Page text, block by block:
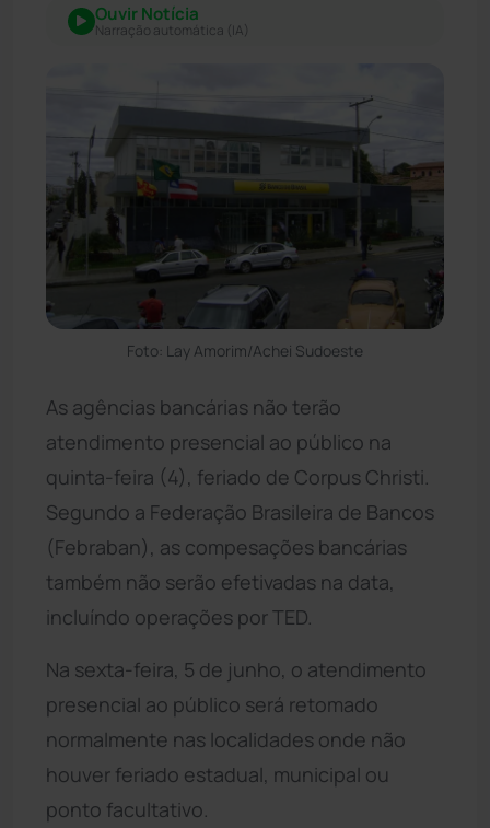
Ouvir Notícia
Narração automática (IA)
Foto: Lay Amorim/Achei Sudoeste
As agências bancárias não terão
atendimento presencial ao público na
quinta-feira (4), feriado de Corpus Christi.
Segundo a Federação Brasileira de Bancos
(Febraban), as compesações bancárias
também não serão efetivadas na data,
incluíndo operações por TED.
Na sexta-feira, 5 de junho, o atendimento
presencial ao público será retomado
normalmente nas localidades onde não
houver feriado estadual, municipal ou
ponto facultativo.